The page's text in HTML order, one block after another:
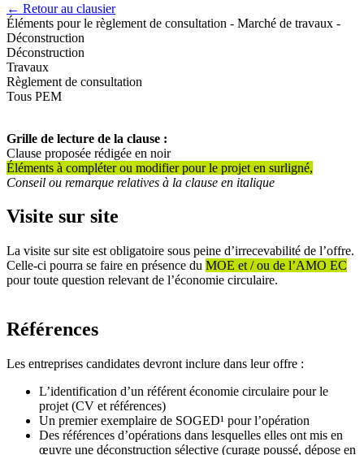
← Retour au clausier
Éléments pour le règlement de consultation - Marché de travaux -
Déconstruction
Déconstruction
Travaux
Règlement de consultation
Tous PEM
Grille de lecture de la clause :
Clause proposée rédigée en noir
Éléments à compléter ou modifier pour le projet en surligné,
Conseil ou remarque relatives à la clause en italique
Visite sur site
La visite sur site est obligatoire sous peine d’irrecevabilité de l’offre.
Celle-ci pourra se faire en présence du MOE et / ou de l’AMO EC
pour toute question relevant de l’économie circulaire.
Références
Les entreprises candidates devront inclure dans leur offre :
L’identification d’un référent économie circulaire pour le
projet (CV et références)
Un premier exemplaire de SOGED¹ pour l’opération
Des références d’opérations dans lesquelles elles ont mis en
œuvre une déconstruction sélective (curage poussé, dépose en